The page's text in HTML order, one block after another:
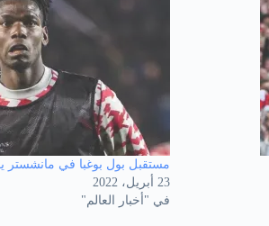
مستقبل بول بوغبا في مانشستر
23 أبريل، 2022
في "أخبار العالم"